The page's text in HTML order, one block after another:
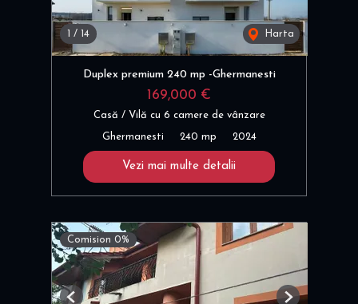
/ 14 Harta
Duplex premium 240 mp -Ghermanesti
169,000 €
Casă / Vilă cu 6 camere de vânzare
Ghermanesti 240 mp 2024
Vezi mai multe detalii
Comision 0%